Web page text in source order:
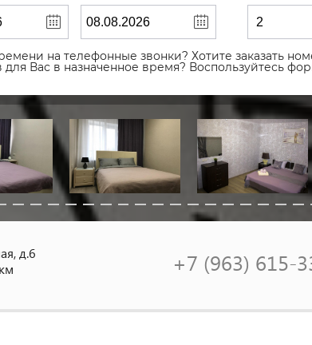
на телефонные звонки? Хотите заказать
для Вас в назначенное время? Воспользуйтесь
д.6
+7 (963) 615-